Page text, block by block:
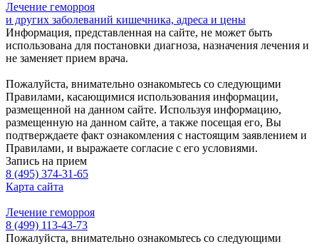
Лечение геморроя
и других заболеваний кишечника, адреса и цены
Информация, представленная на сайте, не может быть
использована для постановки диагноза, назначения лечения и
не заменяет прием врача.
Пожалуйста, внимательно ознакомьтесь со следующими
Правилами, касающимися использования информации,
размещенной на данном сайте. Используя информацию,
размещенную на данном сайте, а также посещая его, Вы
подтверждаете факт ознакомления с настоящим заявлением и
Правилами, и выражаете согласие с его условиями.
Запись на прием
8 (495) 374-31-65
Карта сайта
Лечение геморроя
8 (499) 113-43-73
Пожалуйста, внимательно ознакомьтесь со следующими